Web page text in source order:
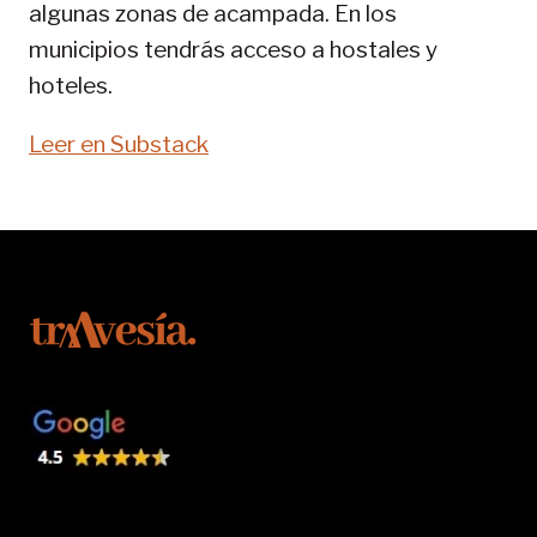
algunas zonas de acampada. En los
municipios tendrás acceso a hostales y
hoteles.
Leer en Substack